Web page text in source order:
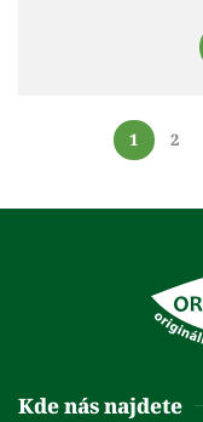
1 2
Kde nás najdete